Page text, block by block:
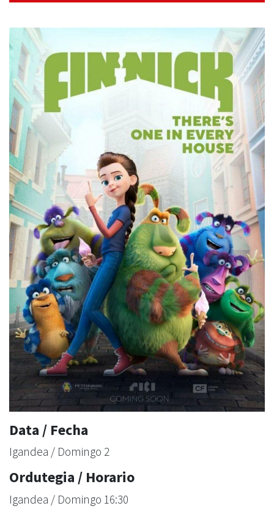
Data / Fecha
Igandea / Domingo 2
Ordutegia / Horario
Igandea / Domingo 16:30